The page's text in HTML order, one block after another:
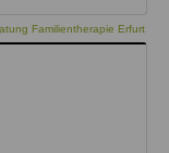
Familientherapie Erfurt